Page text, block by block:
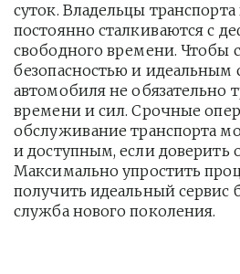
суток. Владельцы транспорта
постоянно сталкиваются с
свободного времени. Чтобы
безопасностью и идеальным
автомобиля не обязательно
времени и сил. Срочные
обслуживание транспорта
и доступным, если доверить
Максимально упростить
получить идеальный сервис
служба нового поколения.